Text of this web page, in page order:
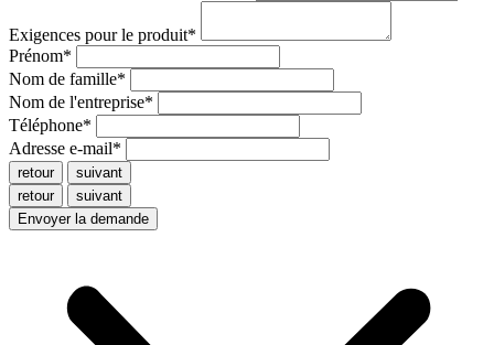
Exigences pour le produit*
Prénom*
Nom de famille*
Nom de l'entreprise*
Téléphone*
Adresse e-mail*
retour
suivant
retour
suivant
Envoyer la demande